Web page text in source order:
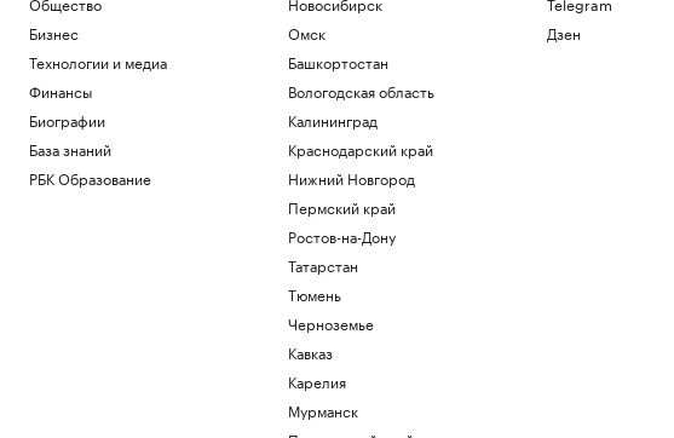
Бизнес
Технологии и медиа
Финансы
Биографии
База знаний
РБК Образование
Омск
Башкортостан
Вологодская область
Калининград
Краснодарский край
Нижний Новгород
Пермский край
Ростов-на-Дону
Татарстан
Тюмень
Черноземье
Кавказ
Карелия
Мурманск
Дзен